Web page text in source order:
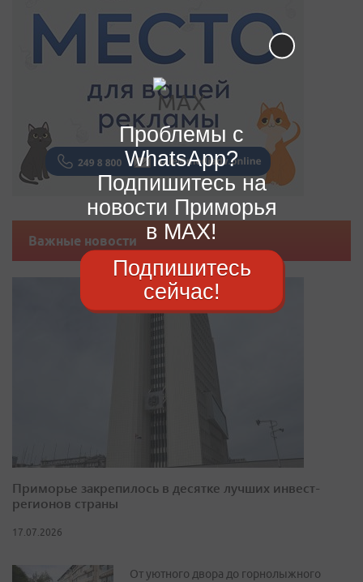
Важные новости
Приморье закрепилось в десятке лучших инвест-
регионов страны
17.07.2026
От уютного двора до горнолыжного
Проблемы с
WhatsApp?
Подпишитесь на
новости Приморья
в MAX!
Подпишитесь
сейчас!